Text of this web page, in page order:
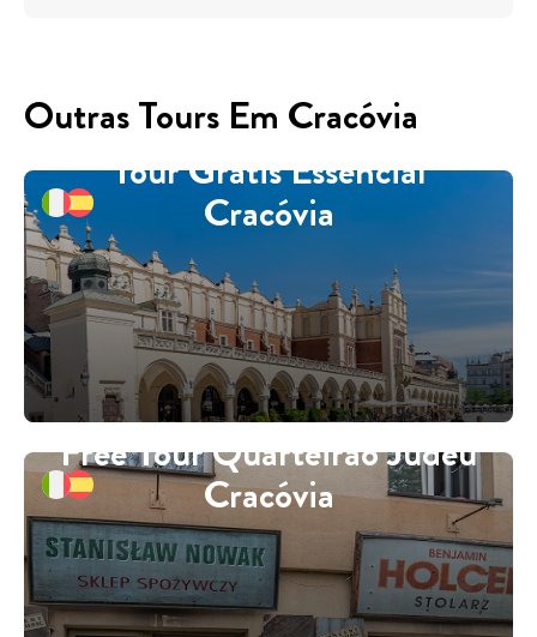
Outras Tours Em Cracóvia
Tour Grátis Essencial
Cracóvia
Free Tour Quarteirão Judeu
Cracóvia